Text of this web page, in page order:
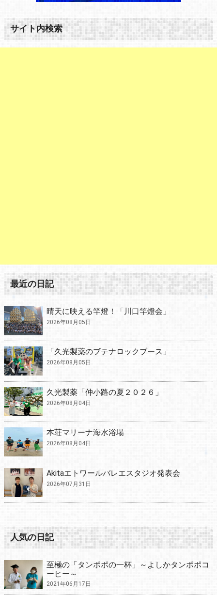
サイト内検索
最近の日記
晴天に映える竿燈！「川口竿燈会」
2026年08月05日
「久光製薬のブテナロックブース」
2026年08月05日
久光製薬「仲小路の夏２０２６」
2026年08月04日
本荘マリーナ海水浴場
2026年08月04日
Akitaエトワールバレエスタジオ発表会
2026年07月31日
人気の日記
至極の「タンポポの一杯」～よしかタンポポコ
ーヒー～
2021年06月17日